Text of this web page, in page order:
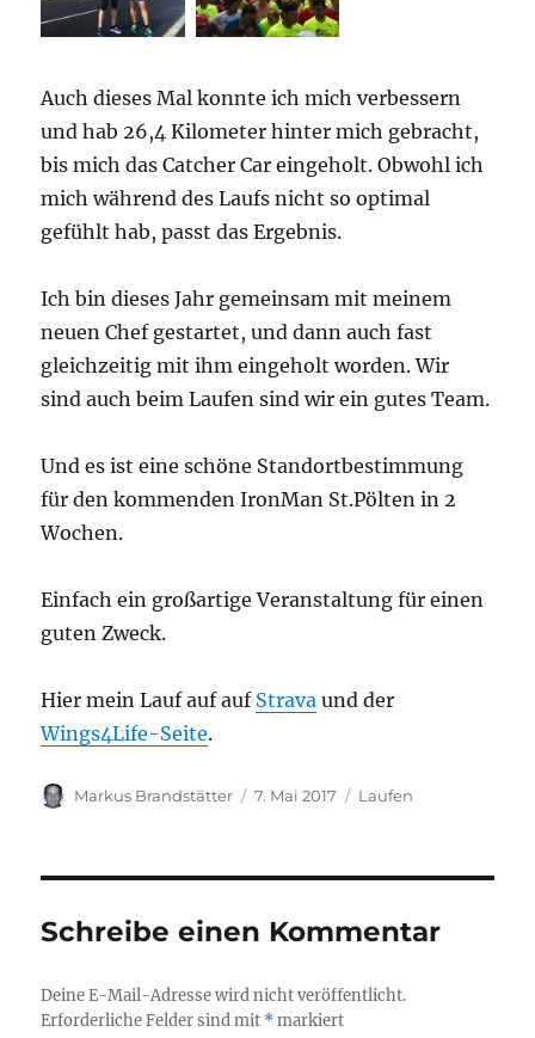
Auch dieses Mal konnte ich mich verbessern
und hab 26,4 Kilometer hinter mich gebracht,
bis mich das Catcher Car eingeholt. Obwohl ich
mich während des Laufs nicht so optimal
gefühlt hab, passt das Ergebnis.
Ich bin dieses Jahr gemeinsam mit meinem
neuen Chef gestartet, und dann auch fast
gleichzeitig mit ihm eingeholt worden. Wir
sind auch beim Laufen sind wir ein gutes Team.
Und es ist eine schöne Standortbestimmung
für den kommenden IronMan St.Pölten in 2
Wochen.
Einfach ein großartige Veranstaltung für einen
guten Zweck.
Hier mein Lauf auf auf Strava und der
Wings4Life-Seite.
Autor
Markus Brandstätter
Veröffentlicht
7. Mai 2017 Kategorien
Laufen
Schreibe einen Kommentar
Deine E-Mail-Adresse wird nicht veröffentlicht.
Erforderliche Felder sind mit *markiert